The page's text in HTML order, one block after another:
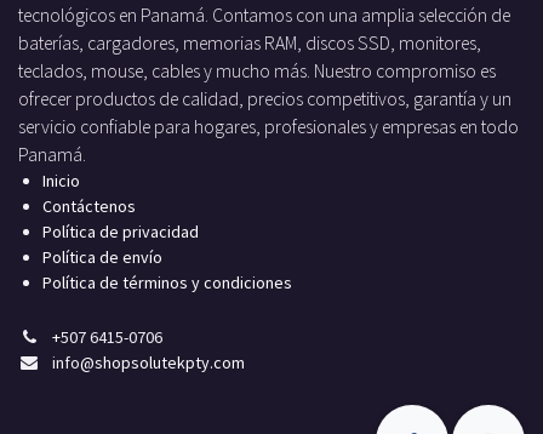
tecnológicos en Panamá. Contamos con una amplia selección de
baterías, cargadores, memorias RAM, discos SSD, monitores,
teclados, mouse, cables y mucho más. Nuestro compromiso es
ofrecer productos de calidad, precios competitivos, garantía y un
servicio confiable para hogares, profesionales y empresas en todo
Panamá.
Inicio
Contáctenos
Política de privacidad
Política de envío
Política de términos y condiciones
+507 6415-0706
info@shopsolutekpty.com